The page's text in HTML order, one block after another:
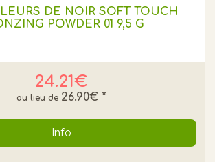
DE NOIR SOFT TOUCH
POWDER 01 9,5 G
24.21€
26.90€ *
Info